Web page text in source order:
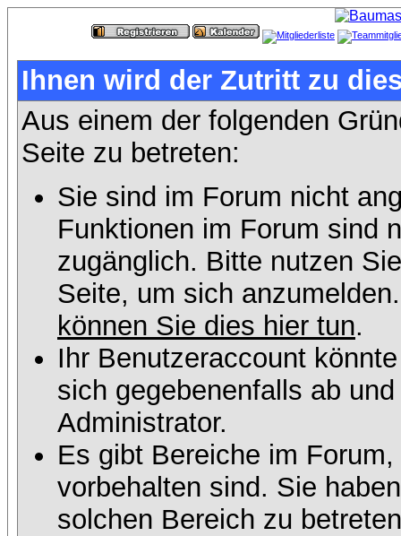
Ihnen wird der Zutritt zu
Aus einem der folgenden
Seite zu betreten:
Sie sind im Forum nicht
Funktionen im Forum sind
zugänglich. Bitte nutzen
Seite, um sich
können Sie dies hier tun.
Ihr Benutzeraccount
sich gegebenenfalls ab
Administrator.
Es gibt Bereiche im
vorbehalten sind. Sie
solchen Bereich zu